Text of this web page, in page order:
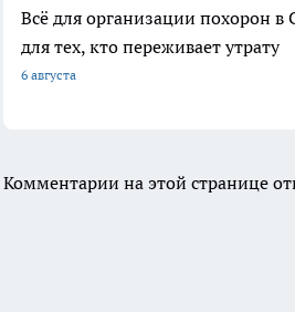
Всё для организации похорон
для тех, кто переживает утрату
6 августа
Комментарии на этой странице